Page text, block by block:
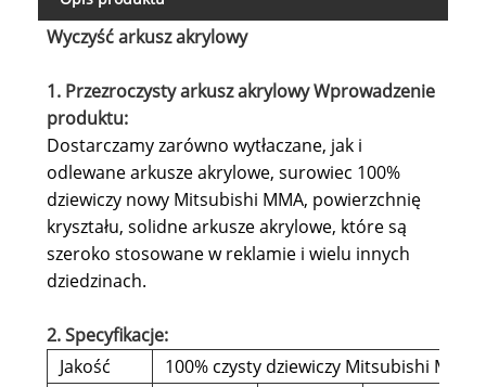
Wyczyść arkusz akrylowy
1. Przezroczysty arkusz akrylowy Wprowadzenie
produktu:
Dostarczamy zarówno wytłaczane, jak i
odlewane arkusze akrylowe, surowiec 100%
dziewiczy nowy Mitsubishi MMA, powierzchnię
kryształu, solidne arkusze akrylowe, które są
szeroko stosowane w reklamie i wielu innych
dziedzinach.
2. Specyfikacje:
Jakość
100% czysty dziewiczy Mitsubishi MMA